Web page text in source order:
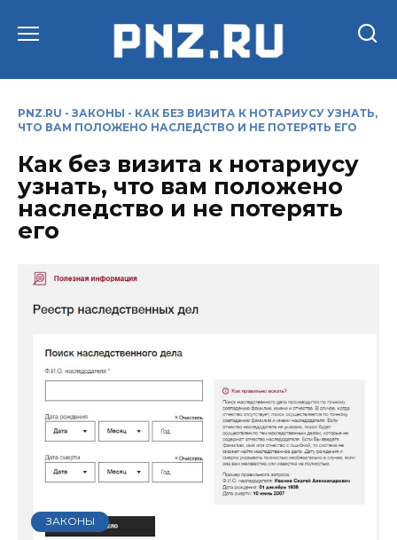
PNZ.RU - ЗАКОНЫ - КАК БЕЗ ВИЗИТА К НОТАРИУСУ УЗНАТЬ,
ЧТО ВАМ ПОЛОЖЕНО НАСЛЕДСТВО И НЕ ПОТЕРЯТЬ ЕГО
Как без визита к нотариусу
узнать, что вам положено
наследство и не потерять
его
ЗАКОНЫ